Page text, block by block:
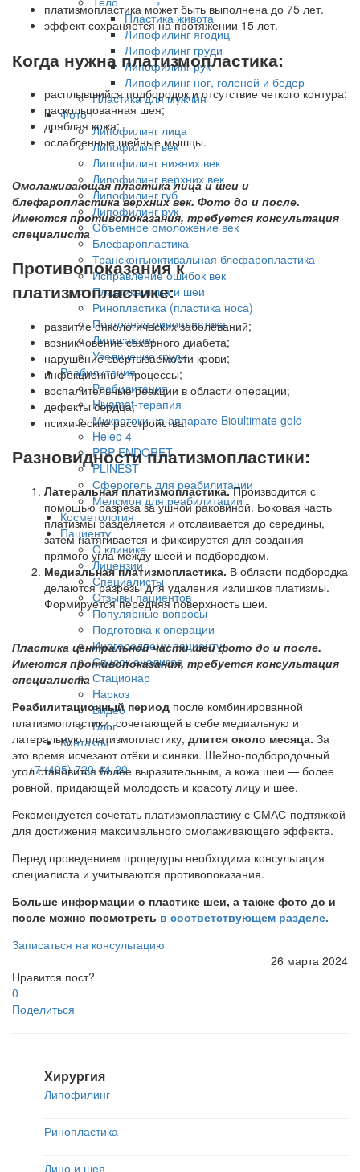
Пластика живота
Липофилинг ягодиц
Липофилинг груди
Липофилинг рук
Липофилинг ног, голеней и бедер
Пластика для мужчин
Фото
Липофилинг лица
Липофилинг век
Липофилинг нижних век
Липофилинг верхних век
Липофилинг губ
Липофилинг рук
Объемное омоложение век
Блефаропластика
Трансконъюктивальная блефаропластика
Исправление ошибок век
Пластика лица и шеи
Ринопластика (пластика носа)
Повторная ринопластика
Липосакция
Увеличение груди
Реабилитация
Реабилитация
Hivamat-терапия
Микротоки на аппарате Bioultimate gold
Heleo 4
PRP ENDORET
PLINEST
Сферогель для реабилитации
Мелсмон для реабилитации
Косметология
Пациенту
О клинике
Лицензии
Специалисты
Отзывы пациентов
Популярные вопросы
Подготовка к операции
Иногороднему пациенту
Список анализов
Стационар
Наркоз
Видео
Блог
Контакты
+7 (495) 720-44-20
платизмопластика может быть выполнена до 75 лет.
эффект сохраняется на протяжении 15 лет.
Когда нужна платизмопластика:
расплывшийся подбородок и отсутствие четкого контура;
раскольцованная шея;
дряблая кожа;
ослабленные шейные мышцы.
Омолаживающая пластика лица и шеи и
блефаропластика верхних век. Фото до и после.
Имеются противопоказания, требуется консультация
специалиста
Противопоказания к
платизмопластике:
развитие онкологических заболеваний;
возникновение сахарного диабета;
нарушение свертываемости крови;
инфекционные процессы;
воспалительные реакции в области операции;
дефекты сердца;
психические расстройства.
Разновидности платизмопластики:
Латеральная платизмопластика.Производится с
помощью разреза за ушной раковиной. Боковая часть
платизмы разделяется и отслаивается до середины,
затем натягивается и фиксируется для создания
прямого угла между шеей и подбородком.
Медиальная платизмопластика. В области подбородка
делаются разрезы для удаления излишков платизмы.
Формируется передняя поверхность шеи.
Пластика центральной части шеи фото до и после.
Имеются противопоказания, требуется консультация
специалиста
Реабилитационный период после комбинированной
платизмопластики, сочетающей в себе медиальную и
латеральную платизмопластику, длится около месяца. За
это время исчезают отёки и синяки. Шейно-подбородочный
угол становится более выразительным, а кожа шеи — более
ровной, придающей молодость и красоту лицу и шее.
Рекомендуется сочетать платизмопластику с СМАС-подтяжкой
для достижения максимального омолаживающего эффекта.
Перед проведением процедуры необходима консультация
специалиста и учитываются противопоказания.
Больше информации о пластике шеи, а также фото до и
после можно посмотреть в соответствующем разделе.
Записаться на консультацию
26 марта 2024
Нравится пост?
0
Поделиться
Хирургия
Липофилинг
Ринопластика
Лицо и шея